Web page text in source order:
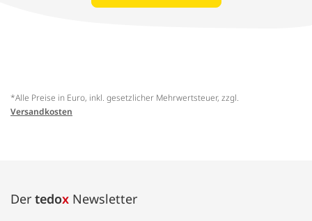
*Alle Preise in Euro, inkl. gesetzlicher Mehrwertsteuer, zzgl.
Versandkosten
Der tedox Newsletter